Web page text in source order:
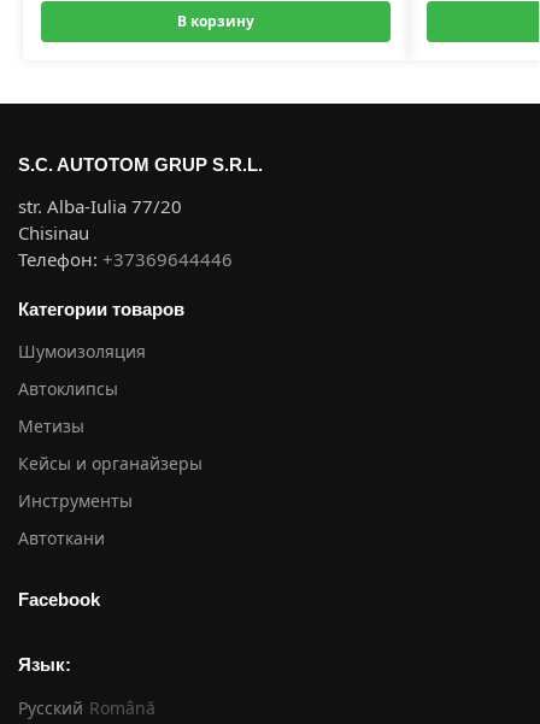
В корзину
S.C. AUTOTOM GRUP S.R.L.
str. Alba-Iulia 77/20
Chisinau
Телефон: +37369644446
Категории товаров
Шумоизоляция
Автоклипсы
Метизы
Кейсы и органайзеры
Инструменты
Автоткани
Facebook
Язык:
Русский Română